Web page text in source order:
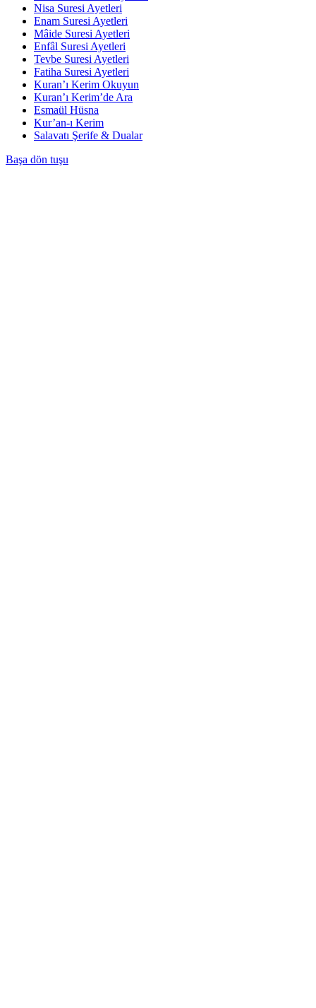
Nisa Suresi Ayetleri
Enam Suresi Ayetleri
Mâide Suresi Ayetleri
Enfâl Suresi Ayetleri
Tevbe Suresi Ayetleri
Fatiha Suresi Ayetleri
Kuran’ı Kerim Okuyun
Kuran’ı Kerim’de Ara
Esmaül Hüsna
Kur’an-ı Kerim
Salavatı Şerife & Dualar
Başa dön tuşu